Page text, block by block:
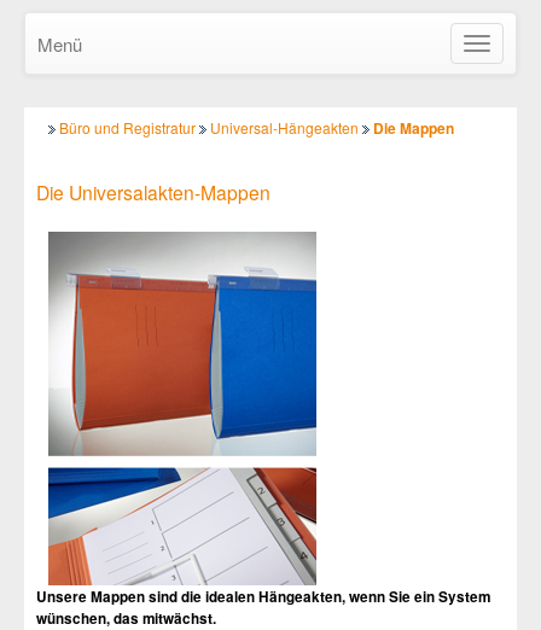
ein-/
Menü
Büro und Registratur Universal-Hängeakten Die Mappen
Die Universalakten-Mappen
Unsere Mappen sind die idealen Hängeakten, wenn Sie ein System
wünschen, das mitwächst.